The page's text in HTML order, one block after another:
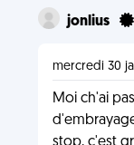
jonlius
mercredi 30
Moi ch'ai